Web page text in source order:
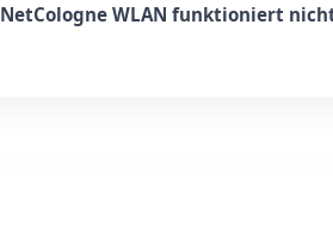
NetCologne WLAN funktioniert